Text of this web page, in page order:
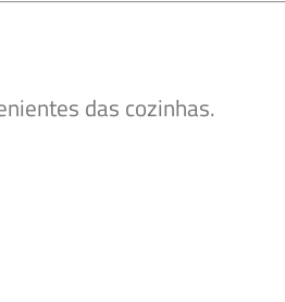
das cozinhas.